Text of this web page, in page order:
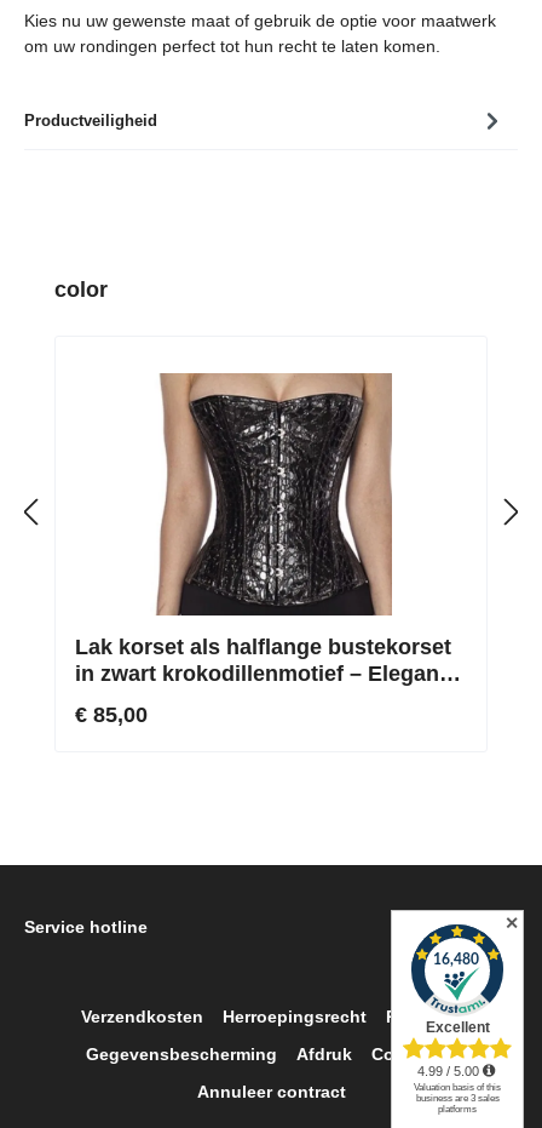
Productveiligheid
Kies nu uw gewenste maat of gebruik de optie voor maatwerk
om uw rondingen perfect tot hun recht te laten komen.
Productgalerij overslaan
color
Lak korset als halflange bustekorset
in zwart krokodillenmotief – Elegante
€ 85,00
Service hotline
Verzendkosten Herroepingsrecht
Retour
Gegevensbescherming
Afdruk
Contact
Annuleer contract
✕